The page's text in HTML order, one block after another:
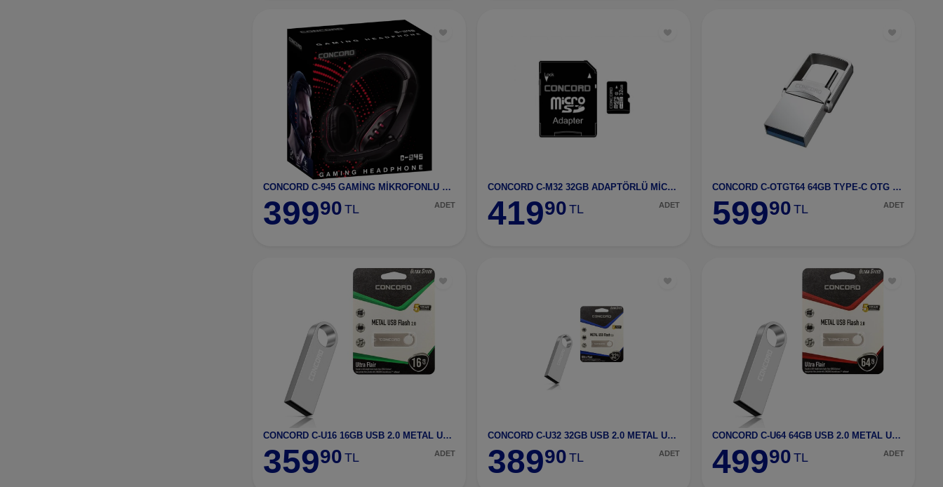
CONCORD C-945 GAMİNG MİKROFONLU STEREO OYUNCU PC KULAKLIK
39990 TL ADET
CONCORD C-M32 32GB ADAPTÖRLÜ MİCRO SD KART
41990 TL ADET
CONCORD C-OTGT64 64GB TYPE-C OTG METAL MİNİ FLASH
59990 TL ADET
CONCORD C-U16 16GB USB 2.0 METAL ULTRA FLAİR FLASH
35990 TL ADET
CONCORD C-U32 32GB USB 2.0 METAL ULTRA FLAİR FLASH
38990 TL ADET
CONCORD C-U64 64GB USB 2.0 METAL USB FLASH DRiVE
49990 TL ADET